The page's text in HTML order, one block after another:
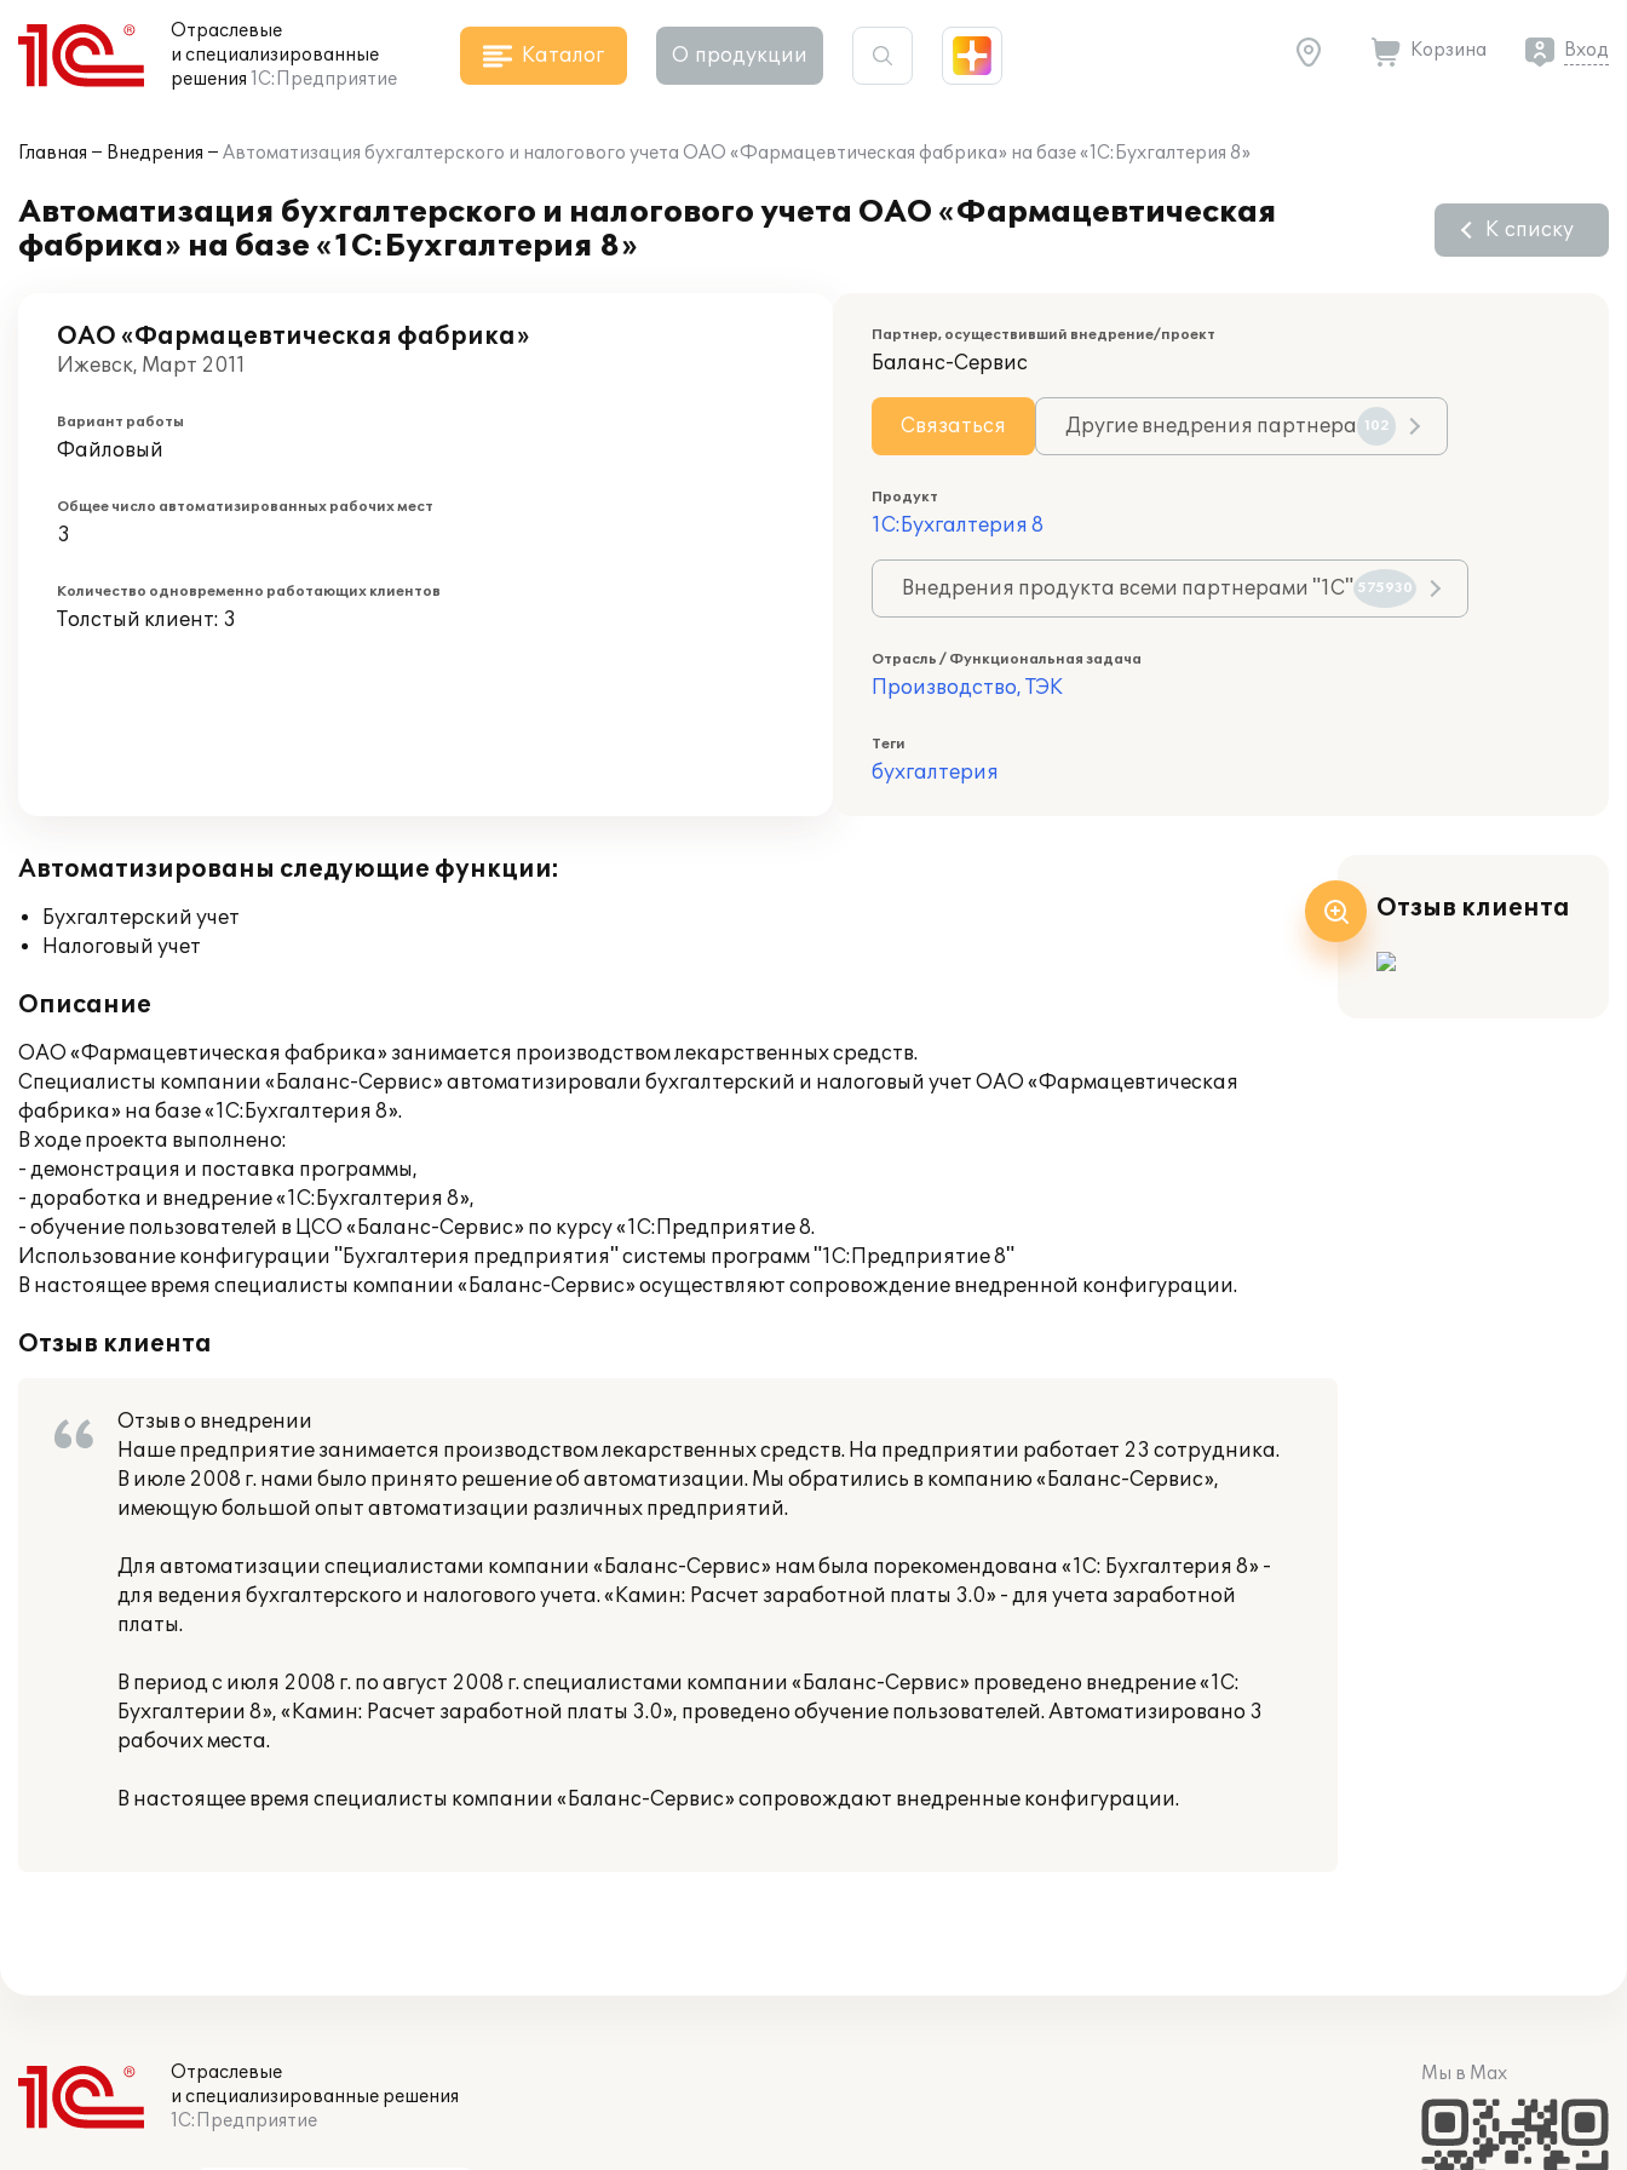
Отраслевые
и специализированные
решения 1С:Предприятие
Каталог О продукции Корзина Вход
Главная Внедрения Автоматизация бухгалтерского и налогового учета ОАО «Фармацевтическая фабрика» на базе «1С:Бухгалтерия 8»
Автоматизация бухгалтерского и налогового учета ОАО «Фармацевтическая
фабрика» на базе «1С:Бухгалтерия 8»
К списку
ОАО «Фармацевтическая фабрика»
Ижевск, Март 2011
Вариант работы
Файловый
Общее число автоматизированных рабочих мест
3
Количество одновременно работающих клиентов
Толстый клиент: 3
Партнер, осуществивший внедрение/проект
Баланс-Сервис
Связаться Другие внедрения партнера 102
Продукт
1С:Бухгалтерия 8
Внедрения продукта всеми партнерами "1С" 575930
Отрасль / Функциональная задача
Производство, ТЭК
Теги
бухгалтерия
Автоматизированы следующие функции:
Бухгалтерский учет
Налоговый учет
Описание
ОАО «Фармацевтическая фабрика» занимается производством лекарственных средств.
Специалисты компании «Баланс-Сервис» автоматизировали бухгалтерский и налоговый учет ОАО «Фармацевтическая
фабрика» на базе «1С:Бухгалтерия 8».
В ходе проекта выполнено:
- демонстрация и поставка программы,
- доработка и внедрение «1С:Бухгалтерия 8»,
- обучение пользователей в ЦСО «Баланс-Сервис» по курсу «1С:Предприятие 8.
Использование конфигурации "Бухгалтерия предприятия" системы программ "1С:Предприятие 8"
В настоящее время специалисты компании «Баланс-Сервис» осуществляют сопровождение внедренной конфигурации.
Отзыв клиента
Отзыв о внедрении
Наше предприятие занимается производством лекарственных средств. На предприятии работает 23 сотрудника.
В июле 2008 г. нами было принято решение об автоматизации. Мы обратились в компанию «Баланс-Сервис»,
имеющую большой опыт автоматизации различных предприятий.
Для автоматизации специалистами компании «Баланс-Сервис» нам была порекомендована «1С: Бухгалтерия 8» -
для ведения бухгалтерского и налогового учета. «Камин: Расчет заработной платы 3.0» - для учета заработной
платы.
В период с июля 2008 г. по август 2008 г. специалистами компании «Баланс-Сервис» проведено внедрение «1С:
Бухгалтерии 8», «Камин: Расчет заработной платы 3.0», проведено обучение пользователей. Автоматизировано 3
рабочих места.
В настоящее время специалисты компании «Баланс-Сервис» сопровождают внедренные конфигурации.
Отзыв клиента
Отраслевые
и специализированные решения
1С:Предприятие
Мы в Max